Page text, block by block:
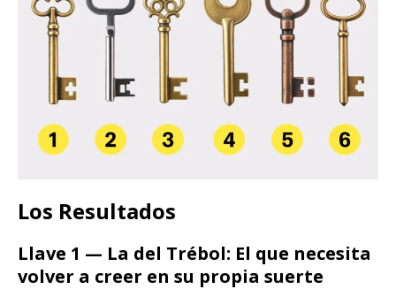
Los Resultados
Llave 1 — La del Trébol: El que necesita
volver a creer en su propia suerte